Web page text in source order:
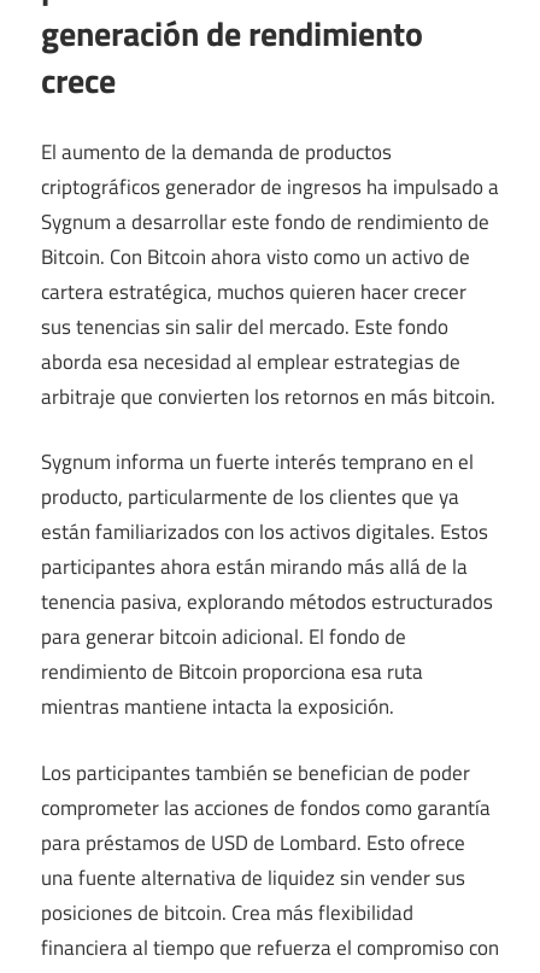
generación de rendimiento
crece
El aumento de la demanda de productos
criptográficos generador de ingresos ha impulsado a
Sygnum a desarrollar este fondo de rendimiento de
Bitcoin. Con Bitcoin ahora visto como un activo de
cartera estratégica, muchos quieren hacer crecer
sus tenencias sin salir del mercado. Este fondo
aborda esa necesidad al emplear estrategias de
arbitraje que convierten los retornos en más bitcoin.
Sygnum informa un fuerte interés temprano en el
producto, particularmente de los clientes que ya
están familiarizados con los activos digitales. Estos
participantes ahora están mirando más allá de la
tenencia pasiva, explorando métodos estructurados
para generar bitcoin adicional. El fondo de
rendimiento de Bitcoin proporciona esa ruta
mientras mantiene intacta la exposición.
Los participantes también se benefician de poder
comprometer las acciones de fondos como garantía
para préstamos de USD de Lombard. Esto ofrece
una fuente alternativa de liquidez sin vender sus
posiciones de bitcoin. Crea más flexibilidad
financiera al tiempo que refuerza el compromiso con